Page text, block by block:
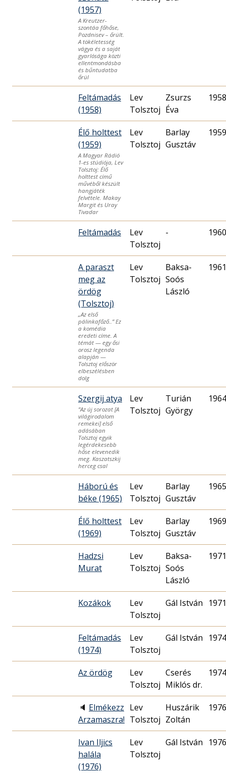
(1957)
A Kreutzer-
szontáa főhőse,
Pozdnisev – őrült.
A tökéletesség
vágya és a saját
gyarlósága közti
ellentmondásba
és bűntudatba
őrül
Feltámadás
(1958)
Lev
Tolsztoj
Zsurzs
Éva
Élő holttest
(1959)
A Magyar Rádió
1-es stúdiója, Lev
Tolsztoj: Élő
holttest című
művéből készült
hangjáték
felvétele. Makay
Margit és Uray
Tivadar
Lev
Tolsztoj
Barlay
Gusztáv
Feltámadás
Lev
Tolsztoj
-
A paraszt
meg az
ördög
(Tolsztoj)
„Az első
pálinkafőző..” Ez
a komédia
eredeti címe. A
témát — egy ősi
orosz legenda
alapján —
Tolsztoj először
elbeszélésben
dolg
Lev
Tolsztoj
Baksa-
Soós
László
Szergij atya
”Az új sorozat [A
világirodalom
remekei] első
adásában
Tolsztoj egyik
legérdekesebb
hőse elevenedik
meg. Kaszatszkij
herceg csal
Lev
Tolsztoj
Turián
György
Háború és
béke (1965)
Lev
Tolsztoj
Barlay
Gusztáv
Élő holttest
(1969)
Lev
Tolsztoj
Barlay
Gusztáv
Hadzsi
Murat
Lev
Tolsztoj
Baksa-
Soós
László
Kozákok
Lev
Tolsztoj
Gál István
Feltámadás
(1974)
Lev
Tolsztoj
Gál István
Az ördög
Lev
Tolsztoj
Cserés
Miklós dr.
🔈 Elmékezz
Arzamaszra!
Lev
Tolsztoj
Huszárik
Zoltán
Ivan Iljics
halála
(1976)
Lev
Tolsztoj
Gál István